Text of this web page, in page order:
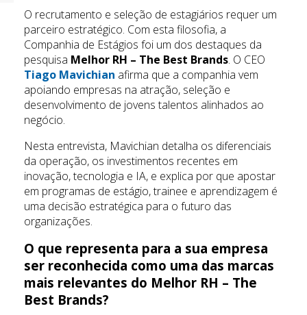
O recrutamento e seleção de estagiários requer um
parceiro estratégico. Com esta filosofia, a
Companhia de Estágios foi um dos destaques da
pesquisa Melhor RH – The Best Brands. O CEO
Tiago Mavichian afirma que a companhia vem
apoiando empresas na atração, seleção e
desenvolvimento de jovens talentos alinhados ao
negócio.
Nesta entrevista, Mavichian detalha os diferenciais
da operação, os investimentos recentes em
inovação, tecnologia e IA, e explica por que apostar
em programas de estágio, trainee e aprendizagem é
uma decisão estratégica para o futuro das
organizações.
O que representa para a sua empresa
ser reconhecida como uma das marcas
mais relevantes do Melhor RH – The
Best Brands?